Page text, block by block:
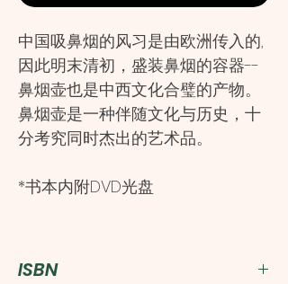
中国吸鼻烟的风习是由欧洲传入的,
因此明末清初，盛装鼻烟的容器--
鼻烟壶也是中西文化合璧的产物。
鼻烟壶是一种伴随文化与历史，十
分考究同时杰出的艺术品。
*书本内附DVD光盘
ISBN